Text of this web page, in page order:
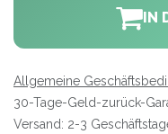
IN
Allgemeine
30-Tage-Geld-zurück-
Versand: 2-3